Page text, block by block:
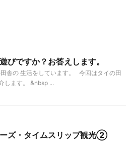
びですか？お答えします。
舎の 生活をしています。 今回はタイの田
します。 &nbsp ...
ズ・タイムスリップ観光②